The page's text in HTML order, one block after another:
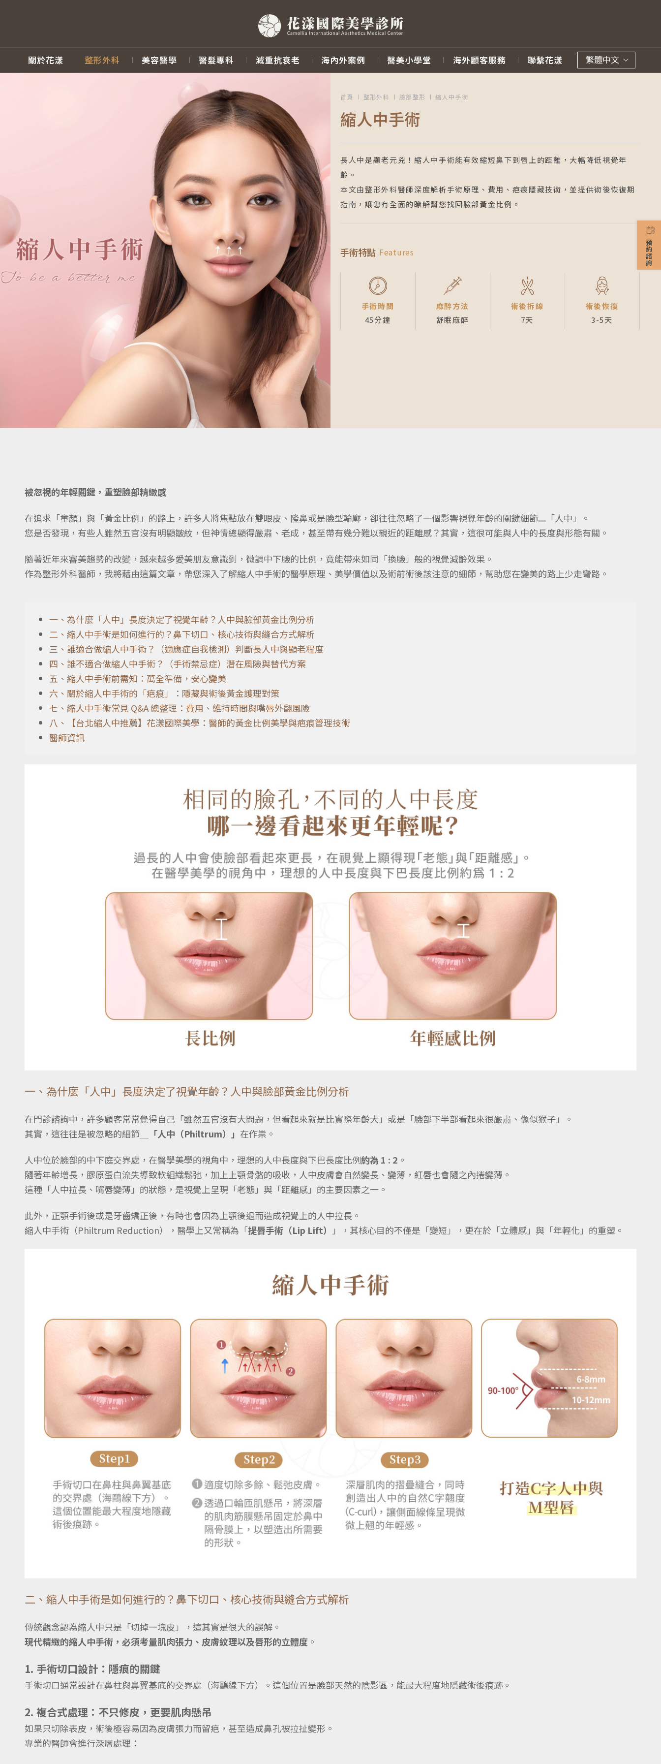
關於花漾 整形外科 美容醫學 醫髮專科 減重抗衰老 海內外案例 醫美小學堂 海外顧客服務 聯繫花漾 繁體中文
首頁 整形外科 臉部整形 縮人中手術
縮人中手術
長人中是顯老元兇！縮人中手術能有效縮短鼻下到唇上的距離，大幅降低視覺年
齡。
本文由整形外科醫師深度解析手術原理、費用、疤痕隱藏技術，並提供術後恢復期
指南，讓您有全面的瞭解幫您找回臉部黃金比例。
手術特點 Features
手術時間
45分鐘
麻醉方法
舒眠麻醉
術後拆線
7天
術後恢復
3-5天
被忽視的年輕關鍵，重塑臉部精緻感
在追求「童顏」與「黃金比例」的路上，許多人將焦點放在雙眼皮、隆鼻或是臉型輪廓，卻往往忽略了一個影響視覺年齡的關鍵細節....「人中」。
您是否發現，有些人雖然五官沒有明顯皺紋，但神情總顯得嚴肅、老成，甚至帶有幾分難以親近的距離感？其實，這很可能與人中的長度與形態有關。
隨著近年來審美趨勢的改變，越來越多愛美朋友意識到，微調中下臉的比例，竟能帶來如同「換臉」般的視覺減齡效果。
作為整形外科醫師，我將藉由這篇文章，帶您深入了解縮人中手術的醫學原理、美學價值以及術前術後該注意的細節，幫助您在變美的路上少走彎路。
一、為什麼「人中」長度決定了視覺年齡？人中與臉部黃金比例分析
二、縮人中手術是如何進行的？鼻下切口、核心技術與縫合方式解析
三、誰適合做縮人中手術？（適應症自我檢測）判斷長人中與顯老程度
四、誰不適合做縮人中手術？（手術禁忌症）潛在風險與替代方案
五、縮人中手術前需知：萬全準備，安心變美
六、關於縮人中手術的「疤痕」：隱藏與術後黃金護理對策
七、縮人中手術常見 Q&A 總整理：費用、維持時間與嘴唇外翻風險
八、【台北縮人中推薦】花漾國際美學：醫師的黃金比例美學與疤痕管理技術
醫師資訊
一、為什麼「人中」長度決定了視覺年齡？人中與臉部黃金比例分析
在門診諮詢中，許多顧客常常覺得自己「雖然五官沒有大問題，但看起來就是比實際年齡大」或是「臉部下半部看起來很嚴肅、像似猴子」。
其實，這往往是被忽略的細節＿
「人中（Philtrum）」 在作祟。
人中位於臉部的中下庭交界處，在醫學美學的視角中，理想的人中長度與下巴長度比例約為 1 : 2 。
隨著年齡增長，膠原蛋白流失導致軟組織鬆弛，加上上顎骨骼的吸收，人中皮膚會自然變長、變薄，紅唇也會隨之內捲變薄。
這種「人中拉長、嘴唇變薄」的狀態，是視覺上呈現「老態」與「距離感」的主要因素之一。
此外，正顎手術後或是牙齒矯正後，有時也會因為上顎後退而造成視覺上的人中拉長。
縮人中手術（Philtrum Reduction），醫學上又常稱為「提唇手術（Lip Lift） 」，其核心目的不僅是「變短」，更在於「立體感」與「年輕化」的重塑。
二、縮人中手術是如何進行的？鼻下切口、核心技術與縫合方式解析
傳統觀念認為縮人中只是「切掉一塊皮」，這其實是很大的誤解。
現代精緻的縮人中手術，必須考量肌肉張力、皮膚紋理以及唇形的立體度 。
1. 手術切口設計：隱痕的關鍵
手術切口通常設計在鼻柱與鼻翼基底的交界處（海鷗線下方）。這個位置是臉部天然的陰影區，能最大程度地隱藏術後痕跡。
2. 複合式處理：不只修皮，更要肌肉懸吊
如果只切除表皮，術後極容易因為皮膚張力而留疤，甚至造成鼻孔被拉扯變形。
專業的醫師會進行深層處理：
預約諮詢